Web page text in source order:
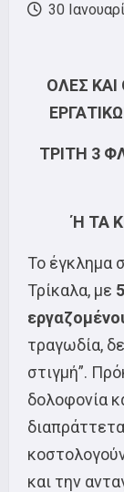
30
ΟΛΕΣ
ΤΡΙΤΗ 3
Ή ΤΑ
Το έγκλημα
Τρίκαλα, με
τραγωδία,
στιγμή”.
δολοφονία
και την